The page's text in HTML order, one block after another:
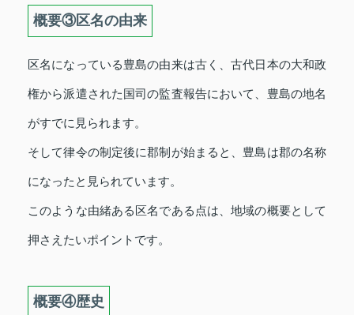
概要③区名の由来
区名になっている豊島の由来は古く、古代日本の大和政
権から派遣された国司の監査報告において、豊島の地名
がすでに見られます。
そして律令の制定後に郡制が始まると、豊島は郡の名称
になったと見られています。
このような由緒ある区名である点は、地域の概要として
押さえたいポイントです。
概要④歴史